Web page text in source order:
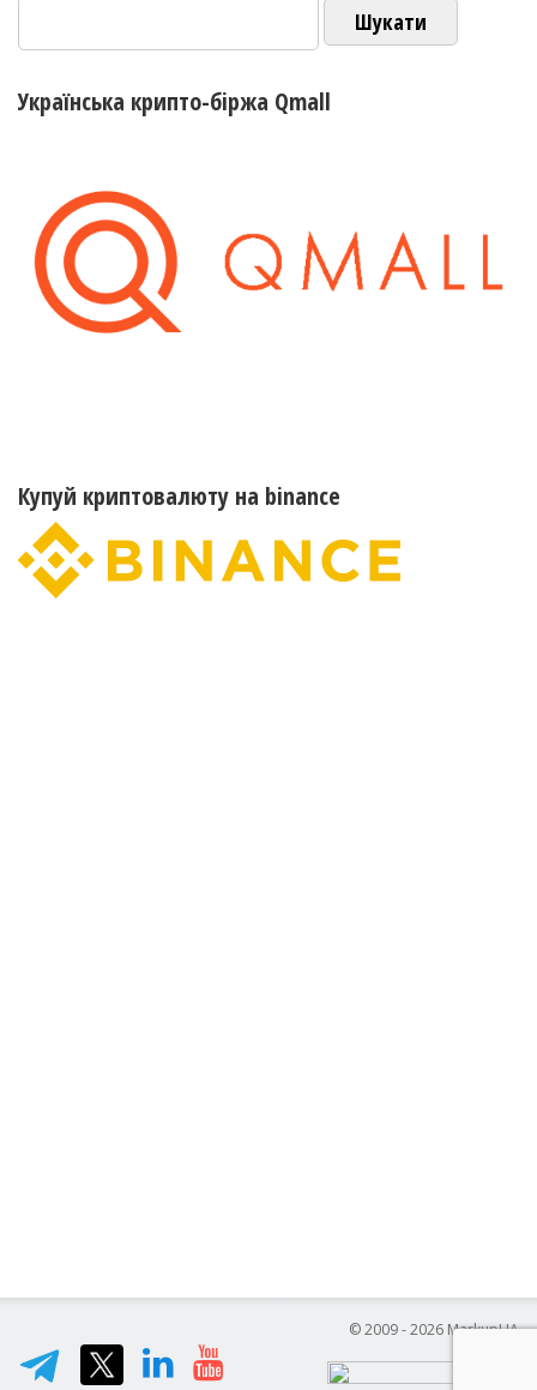
Українська крипто-біржа Qmall
Купуй криптовалюту на binance
© 2009 - 2026 MarkupUA